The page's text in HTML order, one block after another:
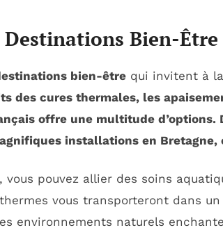
Bien-Être
bien-être qui invitent à la
des cures thermales, les
offre une multitude d’options.
installations en
vous pouvez allier des soins
vous transporteront dans
environnements naturels